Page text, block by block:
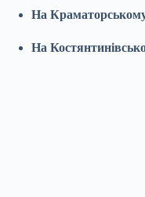
На
На